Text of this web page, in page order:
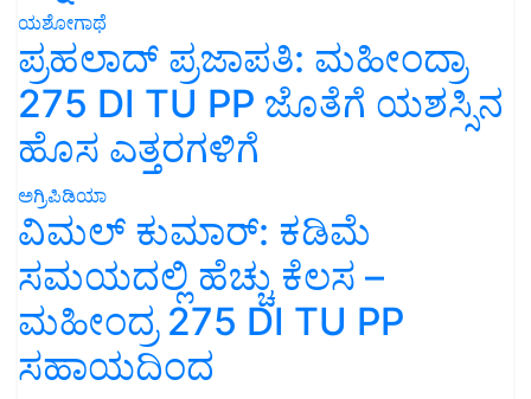
ಯಶೋಗಾಥೆ
ಪ್ರಹಲಾದ್ ಪ್ರಜಾಪತಿ: ಮಹೀಂದ್ರಾ
275 DI TU PP ಜೊತೆಗೆ ಯಶಸ್ಸಿನ
ಹೊಸ ಎತ್ತರಗಳಿಗೆ
ಅಗ್ರಿಪಿಡಿಯಾ
ವಿಮಲ್ ಕುಮಾರ್: ಕಡಿಮೆ
ಸಮಯದಲ್ಲಿ ಹೆಚ್ಚು ಕೆಲಸ –
ಮಹೀಂದ್ರ 275 DI TU PP
ಸಹಾಯದಿಂದ